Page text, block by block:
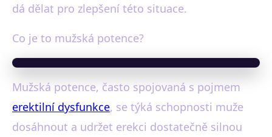
dá dělat pro zlepšení této situace.
Co je to mužská potence?
Mužská potence, často spojovaná s pojmem
erektilní dysfunkce, se týká schopnosti muže
dosáhnout a udržet erekci dostatečně silnou